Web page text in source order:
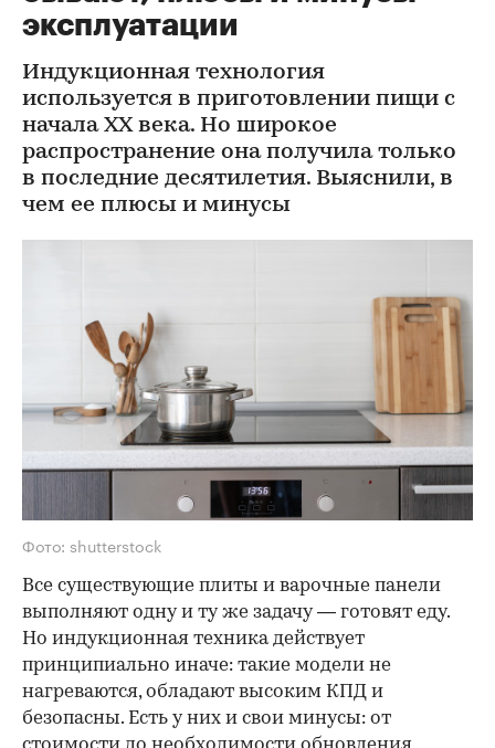
эксплуатации
Индукционная технология
используется в приготовлении пищи с
начала XX века. Но широкое
распространение она получила только
в последние десятилетия. Выяснили, в
чем ее плюсы и минусы
Фото: shutterstock
Все существующие плиты и варочные панели
выполняют одну и ту же задачу — готовят еду.
Но индукционная техника действует
принципиально иначе: такие модели не
нагреваются, обладают высоким КПД и
безопасны. Есть у них и свои минусы: от